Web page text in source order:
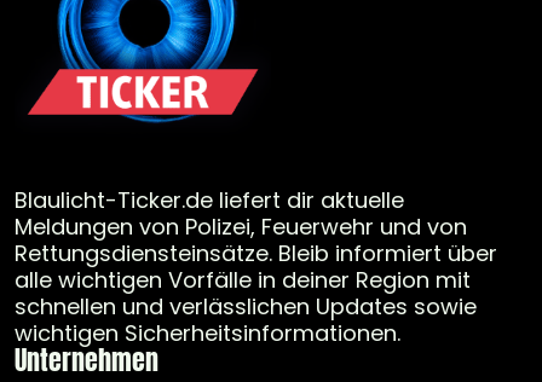
Blaulicht-Ticker.de liefert dir aktuelle
Meldungen von Polizei, Feuerwehr und von
Rettungsdiensteinsätze. Bleib informiert über
alle wichtigen Vorfälle in deiner Region mit
schnellen und verlässlichen Updates sowie
wichtigen Sicherheitsinformationen.
Unternehmen